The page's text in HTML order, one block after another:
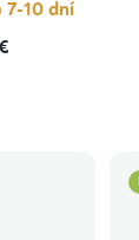
7-10 dní